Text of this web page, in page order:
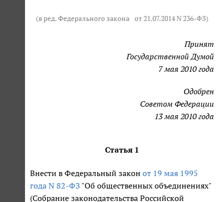
(в ред. Федерального закона от 21.07.2014 N 236-ФЗ)
Принят
Государственной Думой
7 мая 2010 года
Одобрен
Советом Федерации
13 мая 2010 года
Статья 1
Внести в Федеральный закон от 19 мая 1995
года N 82-ФЗ "Об общественных объединениях"
(Собрание законодательства Российской